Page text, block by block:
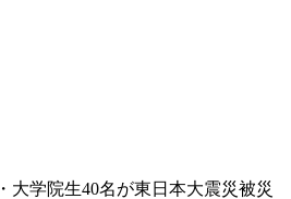
大学院生40名が東日本大震災被災